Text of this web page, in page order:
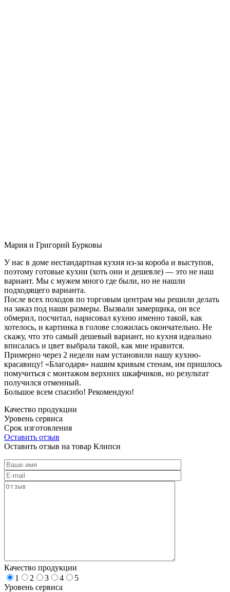
Мария и Григорий Бурковы
У нас в доме нестандартная кухня из-за короба и выступов,
поэтому готовые кухни (хоть они и дешевле) — это не наш
вариант. Мы с мужем много где были, но не нашли
подходящего варианта.
После всех походов по торговым центрам мы решили делать
на заказ под наши размеры. Вызвали замерщика, он все
обмерил, посчитал, нарисовал кухню именно такой, как
хотелось, и картинка в голове сложилась окончательно. Не
скажу, что это самый дешевый вариант, но кухня идеально
вписалась и цвет выбрала такой, как мне нравится.
Примерно через 2 недели нам установили нашу кухню-
красавицу! «Благодаря» нашим кривым стенам, им пришлось
помучиться с монтажом верхних шкафчиков, но результат
получился отменный.
Большое всем спасибо! Рекомендую!
Качество продукции
Уровень сервиса
Срок изготовления
Оставить отзыв
Оставить отзыв на товар Клипси
Качество продукции
1
2 3 4
5
Уровень сервиса